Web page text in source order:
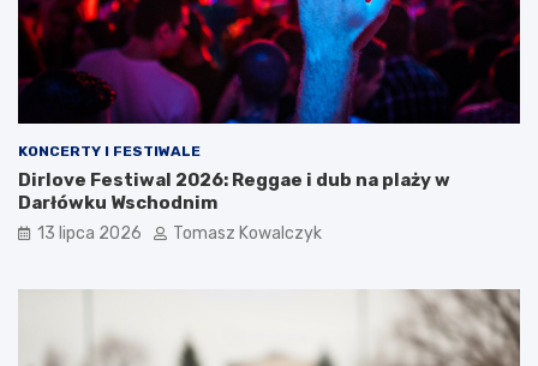
KONCERTY I FESTIWALE
Dirlove Festiwal 2026: Reggae i dub na plaży w
Darłówku Wschodnim
13 lipca 2026 Tomasz Kowalczyk